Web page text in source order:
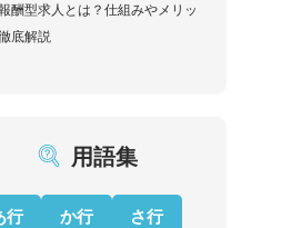
酬型求人とは？仕組みやメリッ
底解説
用語集
行 か行 さ行